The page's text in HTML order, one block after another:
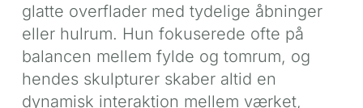
glatte overflader med tydelige åbninger
eller hulrum. Hun fokuserede ofte på
balancen mellem fylde og tomrum, og
hendes skulpturer skaber altid en
dynamisk interaktion mellem værket,